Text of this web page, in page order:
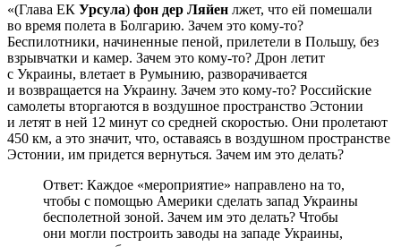
«(Глава ЕК Урсула) фон дер Ляйен лжет, что ей помешали
во время полета в Болгарию. Зачем это кому-то?
Беспилотники, начиненные пеной, прилетели в Польшу, без
взрывчатки и камер. Зачем это кому-то? Дрон летит
с Украины, влетает в Румынию, разворачивается
и возвращается на Украину. Зачем это кому-то? Российские
самолеты вторгаются в воздушное пространство Эстонии
и летят в ней 12 минут со средней скоростью. Они пролетают
450 км, а это значит, что, оставаясь в воздушном пространстве
Эстонии, им придется вернуться. Зачем им это делать?
Ответ: Каждое «мероприятие» направлено на то,
чтобы с помощью Америки сделать запад Украины
бесполетной зоной. Зачем им это делать? Чтобы
они могли построить заводы на западе Украины,